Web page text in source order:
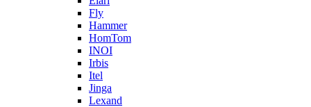
Fly
Hammer
HomTom
INOI
Irbis
Itel
Jinga
Lexand